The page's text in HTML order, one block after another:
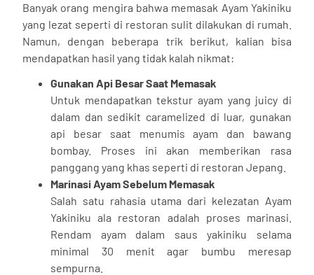
Banyak orang mengira bahwa memasak Ayam Yakiniku
yang lezat seperti di restoran sulit dilakukan di rumah.
Namun, dengan beberapa trik berikut, kalian bisa
mendapatkan hasil yang tidak kalah nikmat:
Gunakan Api Besar Saat Memasak
Untuk mendapatkan tekstur ayam yang juicy di
dalam dan sedikit caramelized di luar, gunakan
api besar saat menumis ayam dan bawang
bombay. Proses ini akan memberikan rasa
panggang yang khas seperti di restoran Jepang.
Marinasi Ayam Sebelum Memasak
Salah satu rahasia utama dari kelezatan Ayam
Yakiniku ala restoran adalah proses marinasi.
Rendam ayam dalam saus yakiniku selama
minimal 30 menit agar bumbu meresap
sempurna.